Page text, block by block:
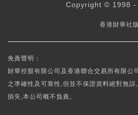
Copyright © 1998 -
香港財華社
免責聲明：
財華控股有限公司及香港聯合交易所有限公
之準確性及可靠性,但並不保證資料絕對無
損失,本公司概不負責。